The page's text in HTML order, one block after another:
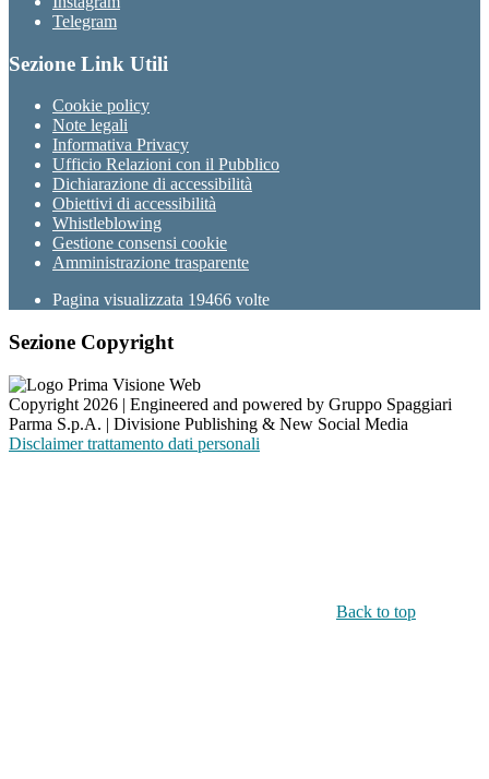
Telegram
Sezione Link Utili
Cookie policy
Note legali
Informativa Privacy
Ufficio Relazioni con il Pubblico
Dichiarazione di accessibilità
Obiettivi di accessibilità
Whistleblowing
Gestione consensi cookie
Amministrazione trasparente
Pagina visualizzata 19466 volte
Sezione Copyright
Copyright 2026 | Engineered and powered by Gruppo Spaggiari
Parma S.p.A. | Divisione Publishing & New Social Media
Disclaimer trattamento dati personali
Back to top